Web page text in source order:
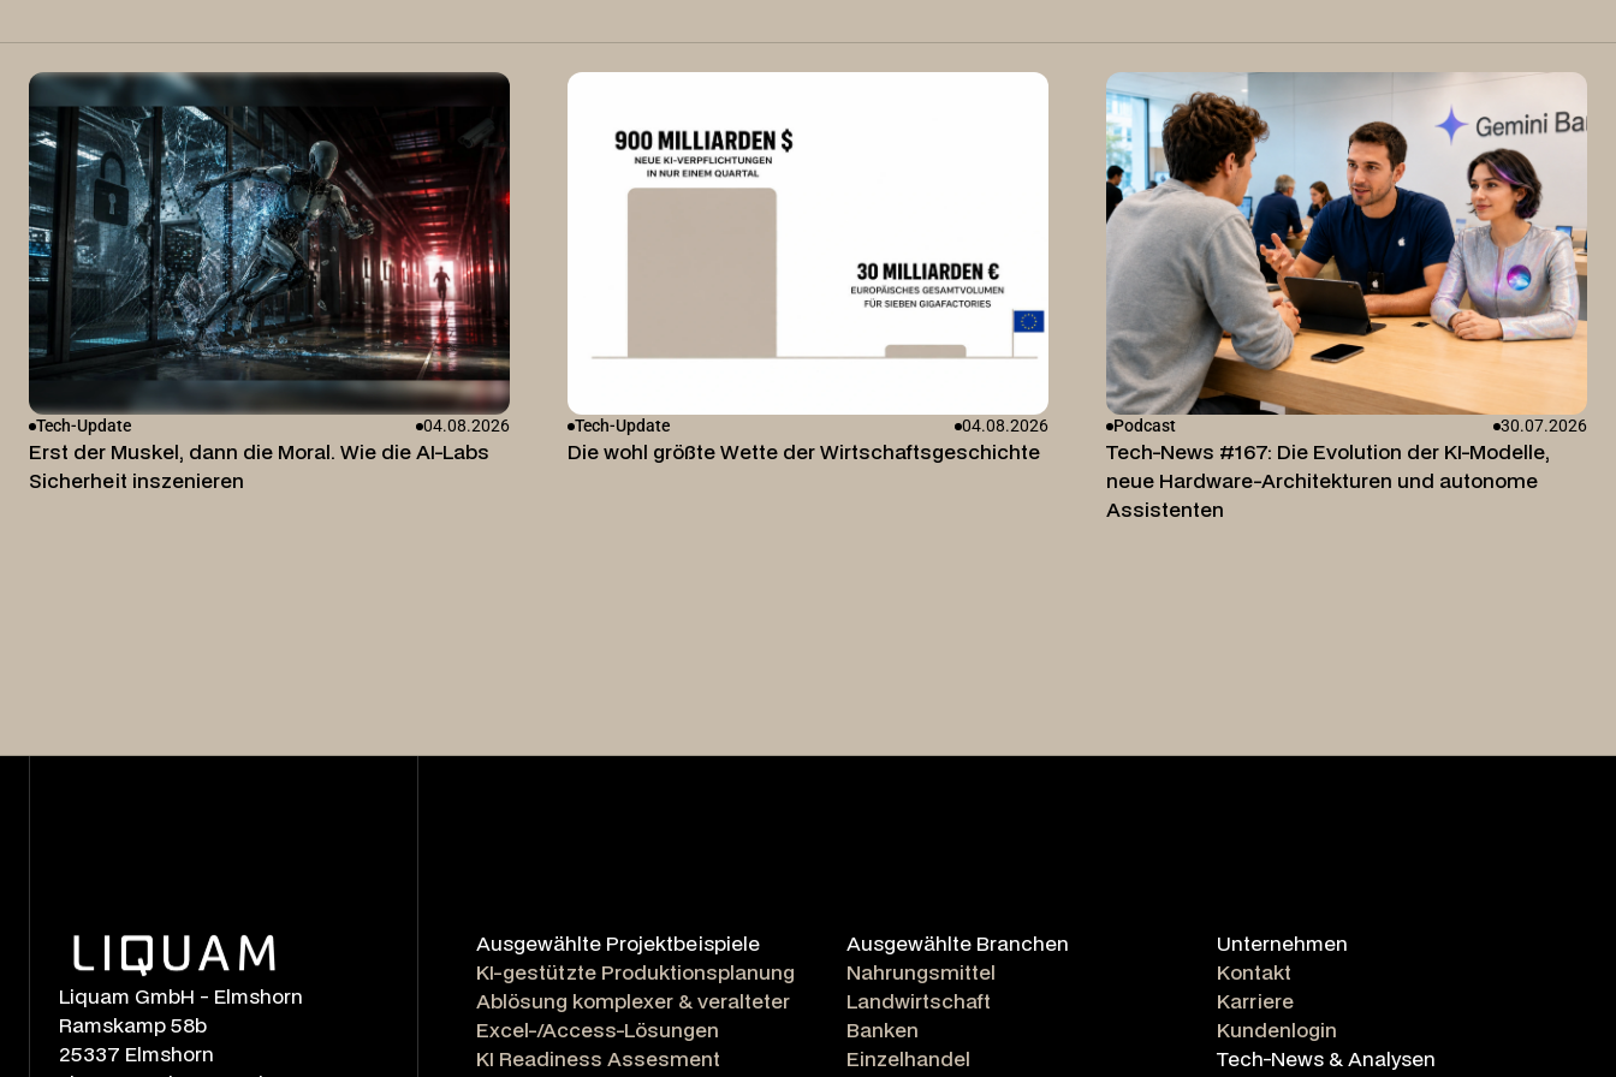
Tech-Update 04.08.2026
Erst der Muskel, dann die Moral. Wie die AI-Labs
Sicherheit inszenieren
Tech-Update 04.08.2026
Die wohl größte Wette der Wirtschaftsgeschichte
Podcast 30.07.2026
Tech-News #167: Die Evolution der KI-Modelle,
neue Hardware-Architekturen und autonome
Assistenten
Liquam GmbH - Elmshorn
Ramskamp 58b
25337 Elmshorn
Ausgewählte Projektbeispiele
KI-gestützte Produktionsplanung
Ablösung komplexer & veralteter
Excel-/Access-Lösungen
KI Readiness Assesment
Ausgewählte Branchen
Nahrungsmittel
Landwirtschaft
Banken
Einzelhandel
Unternehmen
Kontakt
Karriere
Kundenlogin
Tech-News & Analysen